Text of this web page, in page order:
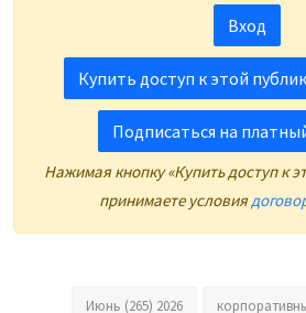
Вход
Купить доступ к этой
Подписаться на
Нажимая кнопку «Купить доступ к
принимаете условия
Июнь (265) 2026